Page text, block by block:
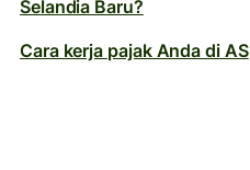
Selandia Baru?
Cara kerja pajak Anda di AS